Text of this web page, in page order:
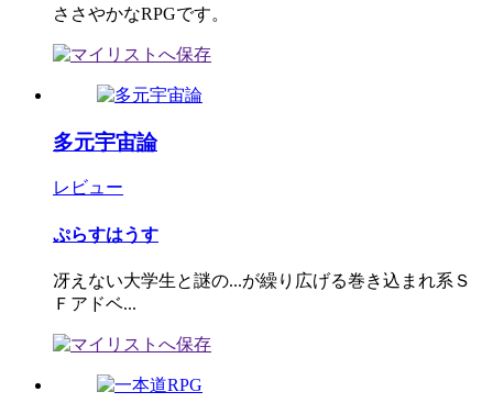
ささやかなRPGです。
多元宇宙論
レビュー
ぷらすはうす
冴えない大学生と謎の...が繰り広げる巻き込まれ系Ｓ
Ｆアドベ...